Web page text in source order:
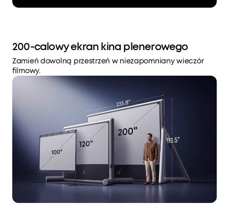
200-calowy ekran kina plenerowego
Zamień dowolną przestrzeń w niezapomniany wieczór
filmowy.